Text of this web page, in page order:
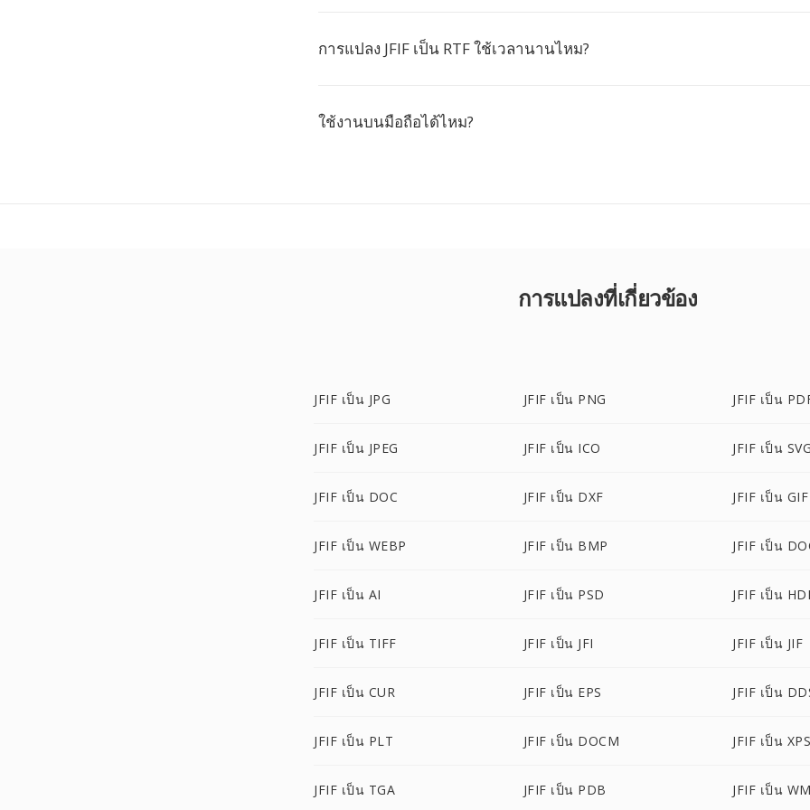
การแปลง JFIF เป็น RTF ใช้เวลานานไหม?
ใช้งานบนมือถือได้ไหม?
การแปลงที่เกี่ยวข้อง
JFIF เป็น JPG JFIF เป็น PNG JFIF เป็น
JFIF เป็น JPEG JFIF เป็น ICO JFIF เป็น
JFIF เป็น DOC JFIF เป็น DXF JFIF เป็น GIF
JFIF เป็น WEBP JFIF เป็น BMP JFIF เป็น
JFIF เป็น AI JFIF เป็น PSD JFIF เป็น
JFIF เป็น TIFF JFIF เป็น JFI JFIF เป็น JIF
JFIF เป็น CUR JFIF เป็น EPS JFIF เป็น
JFIF เป็น PLT JFIF เป็น DOCM JFIF เป็น
JFIF เป็น TGA JFIF เป็น PDB JFIF เป็น